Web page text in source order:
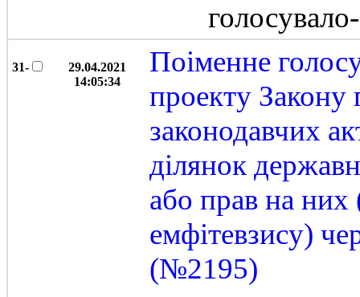
31-
29.04.2021
14:05:34
Поіменне
проекту Закону
законодавчих
ділянок
або прав на
емфітевзису)
(№2195)